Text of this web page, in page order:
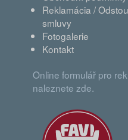
Reklamácia /
smluvy
Fotogalerie
Kontakt
Online formulář pro
naleznete zde.